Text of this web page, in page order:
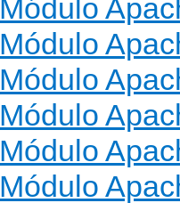
Módulo
Módulo
Módulo
Módulo
Módulo
Módulo